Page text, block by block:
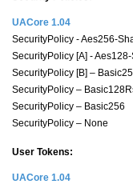
UACore 1.04
SecurityPolicy - Aes256-
SecurityPolicy [A] -
SecurityPolicy [B] –
SecurityPolicy –
SecurityPolicy – Basic256
SecurityPolicy – None
User Tokens:
UACore 1.04